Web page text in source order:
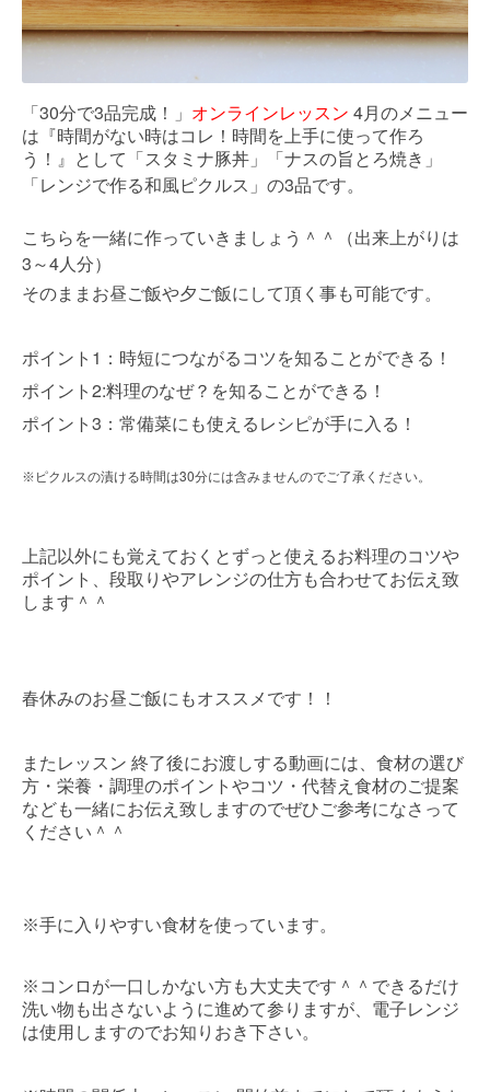
「30分で3品完成！」 オンラインレッスン 4月のメニュー
は 『時間がない時はコレ！時間を上手に使って作ろ
う！』として「スタミナ豚丼」「ナスの旨とろ焼き」
「レンジで作る和風ピクルス」の3品です。
こちらを一緒に作っていきましょう＾＾（出来上がりは
3 ～4 人分）
そのままお昼ご飯や夕ご飯にして頂く事も可能です。
ポイント 1 ：時短につながるコツを知ることができる！
ポイント 2:料理のなぜ？を知ることができる！
ポイント 3 ：常備菜にも使えるレシピが手に入る！
※ ピクルスの漬ける時間は30分には含みませんのでご了承ください。
上記以外にも覚えておくとずっと使えるお料理のコツや
ポイント、段取りやアレンジの仕方も合わせてお伝え致
します＾＾
春休みのお昼ご飯にもオススメです！！
またレッスン 終了後にお渡しする動画には、食材の選び
方・栄養・調理のポイントやコツ・代替え食材のご提案
なども一緒にお伝え致しますのでぜひご参考になさって
ください＾＾
※手に入りやすい食材を使っています。
※ コンロが一口しかない方も大丈夫です＾＾できるだけ
洗い物も出さないように進めて参りますが、電子レンジ
は使用しますのでお知りおき下さい。